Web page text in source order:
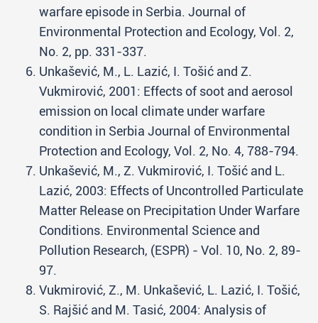
warfare episode in Serbia. Journal of
Environmental Protection and Ecology, Vol. 2,
No. 2, pp. 331-337.
Unkašević, M., L. Lazić, I. Tošić and Z.
Vukmirović, 2001: Effects of soot and aerosol
emission on local climate under warfare
condition in Serbia Journal of Environmental
Protection and Ecology, Vol. 2, No. 4, 788-794.
Unkašević, M., Z. Vukmirović, I. Tošić and L.
Lazić, 2003: Effects of Uncontrolled Particulate
Matter Release on Precipitation Under Warfare
Conditions. Environmental Science and
Pollution Research, (ESPR) - Vol. 10, No. 2, 89-
97.
Vukmirović, Z., M. Unkašević, L. Lazić, I. Tošić,
S. Rajšić and M. Tasić, 2004: Analysis of